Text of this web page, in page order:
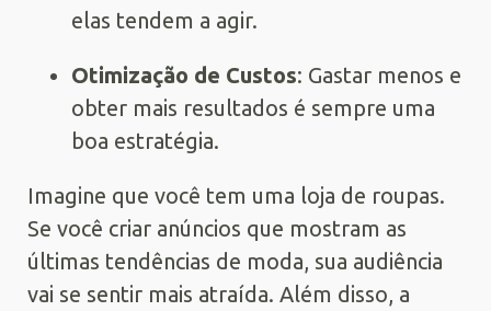
elas tendem a agir.
Otimização de Custos: Gastar menos e
obter mais resultados é sempre uma
boa estratégia.
Imagine que você tem uma loja de roupas.
Se você criar anúncios que mostram as
últimas tendências de moda, sua audiência
vai se sentir mais atraída. Além disso, a